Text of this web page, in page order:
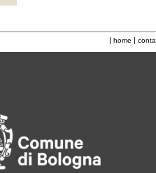
| home |